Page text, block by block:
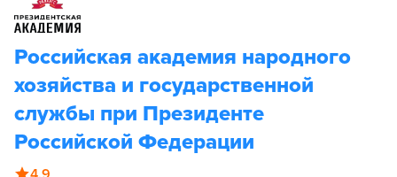
Российская академия народного
хозяйства и государственной
службы при Президенте
Российской Федерации